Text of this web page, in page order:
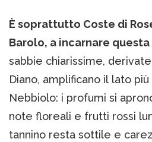
È soprattutto Coste di
Barolo, a incarnare
sabbie chiarissime, derivate
Diano, amplificano il lato
Nebbiolo: i profumi si
note floreali e frutti rossi
tannino resta sottile e